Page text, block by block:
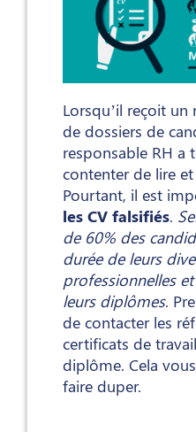
Lorsqu’il reçoit
de dossiers de
responsable RH a
contenter de lire
Pourtant, il est
les CV falsifiés.
de 60% des
durée de leurs
professionnelles
leurs diplômes.
de contacter les
certificats de
diplôme. Cela
faire duper.